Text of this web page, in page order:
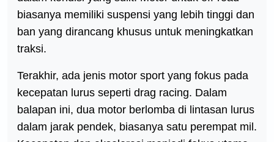
biasanya memiliki suspensi yang lebih tinggi dan
ban yang dirancang khusus untuk meningkatkan
traksi.
Terakhir, ada jenis motor sport yang fokus pada
kecepatan lurus seperti drag racing. Dalam
balapan ini, dua motor berlomba di lintasan lurus
dalam jarak pendek, biasanya satu perempat mil.